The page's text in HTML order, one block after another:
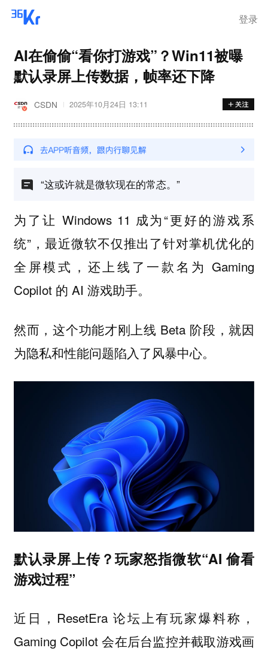
登录
AI在偷偷“看你打游戏”？Win11被曝
默认录屏上传数据，帧率还下降
CSDN 2025年10月24日 13:11
“这或许就是微软现在的常态。”
为了让 Windows 11 成为“更好的游戏系
统”，最近微软不仅推出了针对掌机优化的
全屏模式，还上线了一款名为 Gaming
Copilot 的 AI 游戏助手。
然而，这个功能才刚上线 Beta 阶段，就因
为隐私和性能问题陷入了风暴中心。
默认录屏上传？玩家怒指微软“AI 偷看
游戏过程”
近日，ResetEra 论坛上有玩家爆料称，
Gaming Copilot 会在后台监控并截取游戏画